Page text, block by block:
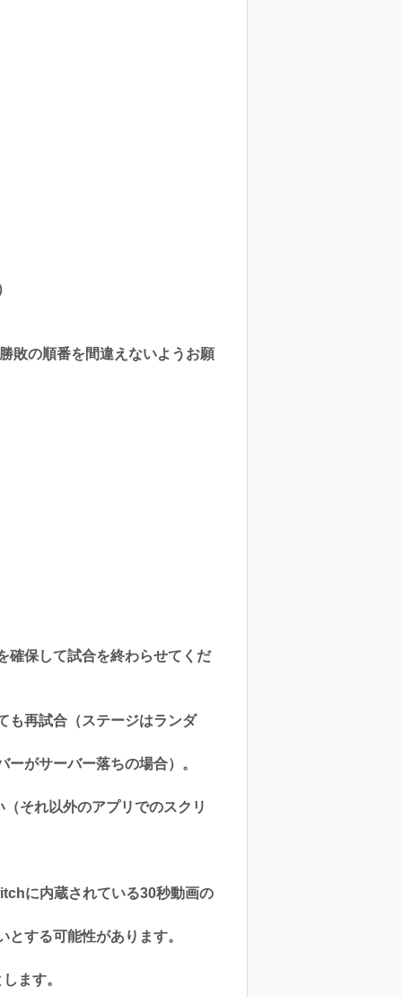
の順番を間違えないようお願
保して試合を終わらせてくだ
再試合（ステージはランダ
がサーバー落ちの場合）。
それ以外のアプリでのスクリ
に内蔵されている30秒動画の
する可能性があります。
ます。